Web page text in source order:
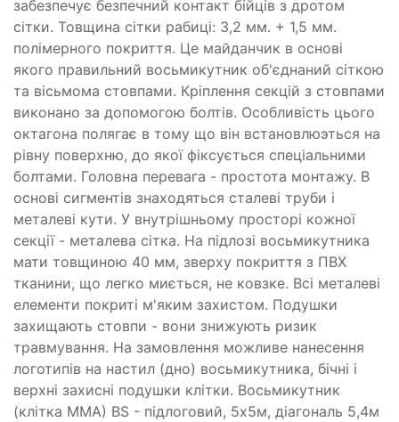
забезпечує безпечний контакт бійців з дротом
сітки. Товщина сітки рабиці: 3,2 мм. + 1,5 мм.
полімерного покриття. Це майданчик в основі
якого правильний восьмикутник об'єднаний сіткою
та вісьмома стовпами. Кріплення секцій з стовпами
виконано за допомогою болтів. Особливість цього
октагона полягає в тому що він встановлюэться на
рівну поверхню, до якої фіксується спеціальними
болтами. Головна перевага - простота монтажу. В
основі сигментів знаходяться сталеві труби і
металеві кути. У внутрішньому просторі кожної
секції - металева сітка. На підлозі восьмикутника
мати товщиною 40 мм, зверху покриття з ПВХ
тканини, що легко миється, не ковзке. Всі металеві
елементи покриті м'яким захистом. Подушки
захищають стовпи - вони знижують ризик
травмування. На замовлення можливе нанесення
логотипів на настил (дно) восьмикутника, бічні і
верхні захисні подушки клітки. Восьмикутник
(клітка ММА) BS - підлоговий, 5х5м, діагональ 5,4м